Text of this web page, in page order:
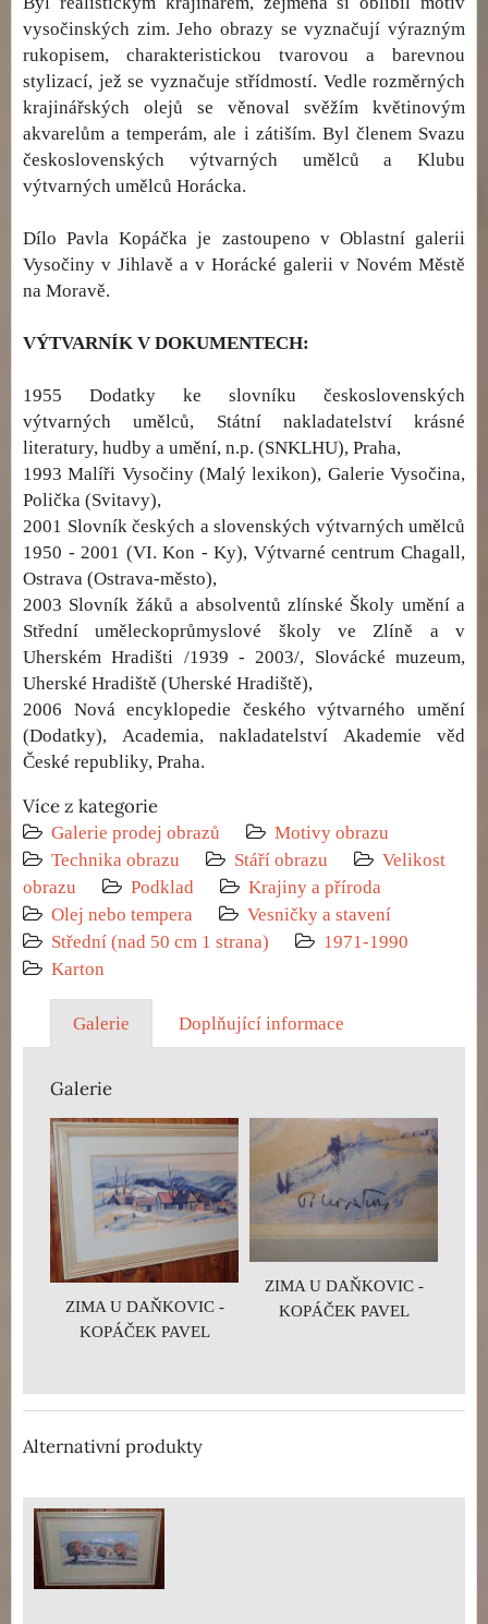
vysočinských zim. Jeho obrazy se vyznačují výrazným
rukopisem, charakteristickou tvarovou a barevnou
stylizací, jež se vyznačuje střídmostí. Vedle rozměrných
krajinářských olejů se věnoval svěžím květinovým
akvarelům a temperám, ale i zátiším. Byl členem Svazu
československých výtvarných umělců a Klubu
výtvarných umělců Horácka.
Dílo Pavla Kopáčka je zastoupeno v Oblastní galerii
Vysočiny v Jihlavě a v Horácké galerii v Novém Městě
na Moravě.
VÝTVARNÍK V DOKUMENTECH:
1955 Dodatky ke slovníku československých
výtvarných umělců, Státní nakladatelství krásné
literatury, hudby a umění, n.p. (SNKLHU), Praha,
1993 Malíři Vysočiny (Malý lexikon), Galerie Vysočina,
Polička (Svitavy),
2001 Slovník českých a slovenských výtvarných umělců
1950 - 2001 (VI. Kon - Ky), Výtvarné centrum Chagall,
Ostrava (Ostrava-město),
2003 Slovník žáků a absolventů zlínské Školy umění a
Střední uměleckoprůmyslové školy ve Zlíně a v
Uherském Hradišti /1939 - 2003/, Slovácké muzeum,
Uherské Hradiště (Uherské Hradiště),
2006 Nová encyklopedie českého výtvarného umění
(Dodatky), Academia, nakladatelství Akademie věd
České republiky, Praha.
Více z kategorie
Galerie prodej obrazů
Motivy obrazu
Technika obrazu
Stáří obrazu
Velikost
obrazu
Podklad
Krajiny a příroda
Olej nebo tempera
Vesničky a stavení
Střední (nad 50 cm 1 strana)
1971-1990
Karton
Galerie Doplňující informace
Galerie
ZIMA U DAŇKOVIC -
KOPÁČEK PAVEL
ZIMA U DAŇKOVIC -
KOPÁČEK PAVEL
Alternativní produkty